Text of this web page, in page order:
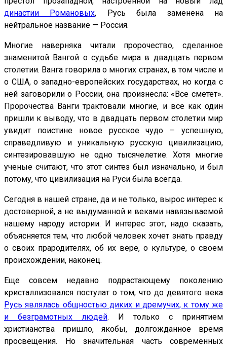
династии Романовых, Русь была заменена на
нейтральное название — Россия.
Многие наверняка читали пророчество, сделанное
знаменитой Вангой о судьбе мира в двадцать первом
столетии. Ванга говорила о многих странах, в том числе и
о США, о западно-европейских государствах, но когда с
ней заговорили о России, она произнесла: «Все сметет».
Пророчества Ванги трактовали многие, и все как один
пришли к выводу, что в двадцать первом столетии мир
увидит поистине новое русское чудо – успешную,
справедливую и уникальную русскую цивилизацию,
синтезировавшую не одно тысячелетие. Хотя многие
ученые считают, что этот синтез был изначально, и был
потому, что цивилизация на Руси была всегда.
Сегодня в нашей стране, да и не только, вырос интерес к
достоверной, а не выдуманной и веками навязываемой
нашему народу истории. И интерес этот, надо сказать,
объясняется тем, что любой человек хочет знать правду
о своих прародителях, об их вере, о культуре, о своем
происхождении, наконец.
Еще совсем недавно подрастающему поколению
кристаллизовался постулат о том, что до девятого века
Русь являлась общностью диких и дремучих, к тому же
и безграмотных людей. И только с принятием
христианства пришло, якобы, долгожданное время
просвещения. Но значительная часть современных